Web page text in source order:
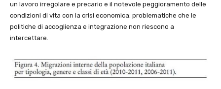
un lavoro irregolare e precario e il notevole peggioramento delle
condizioni di vita con la crisi economica: problematiche che le
politiche di accoglienza e integrazione non riescono a
intercettare.